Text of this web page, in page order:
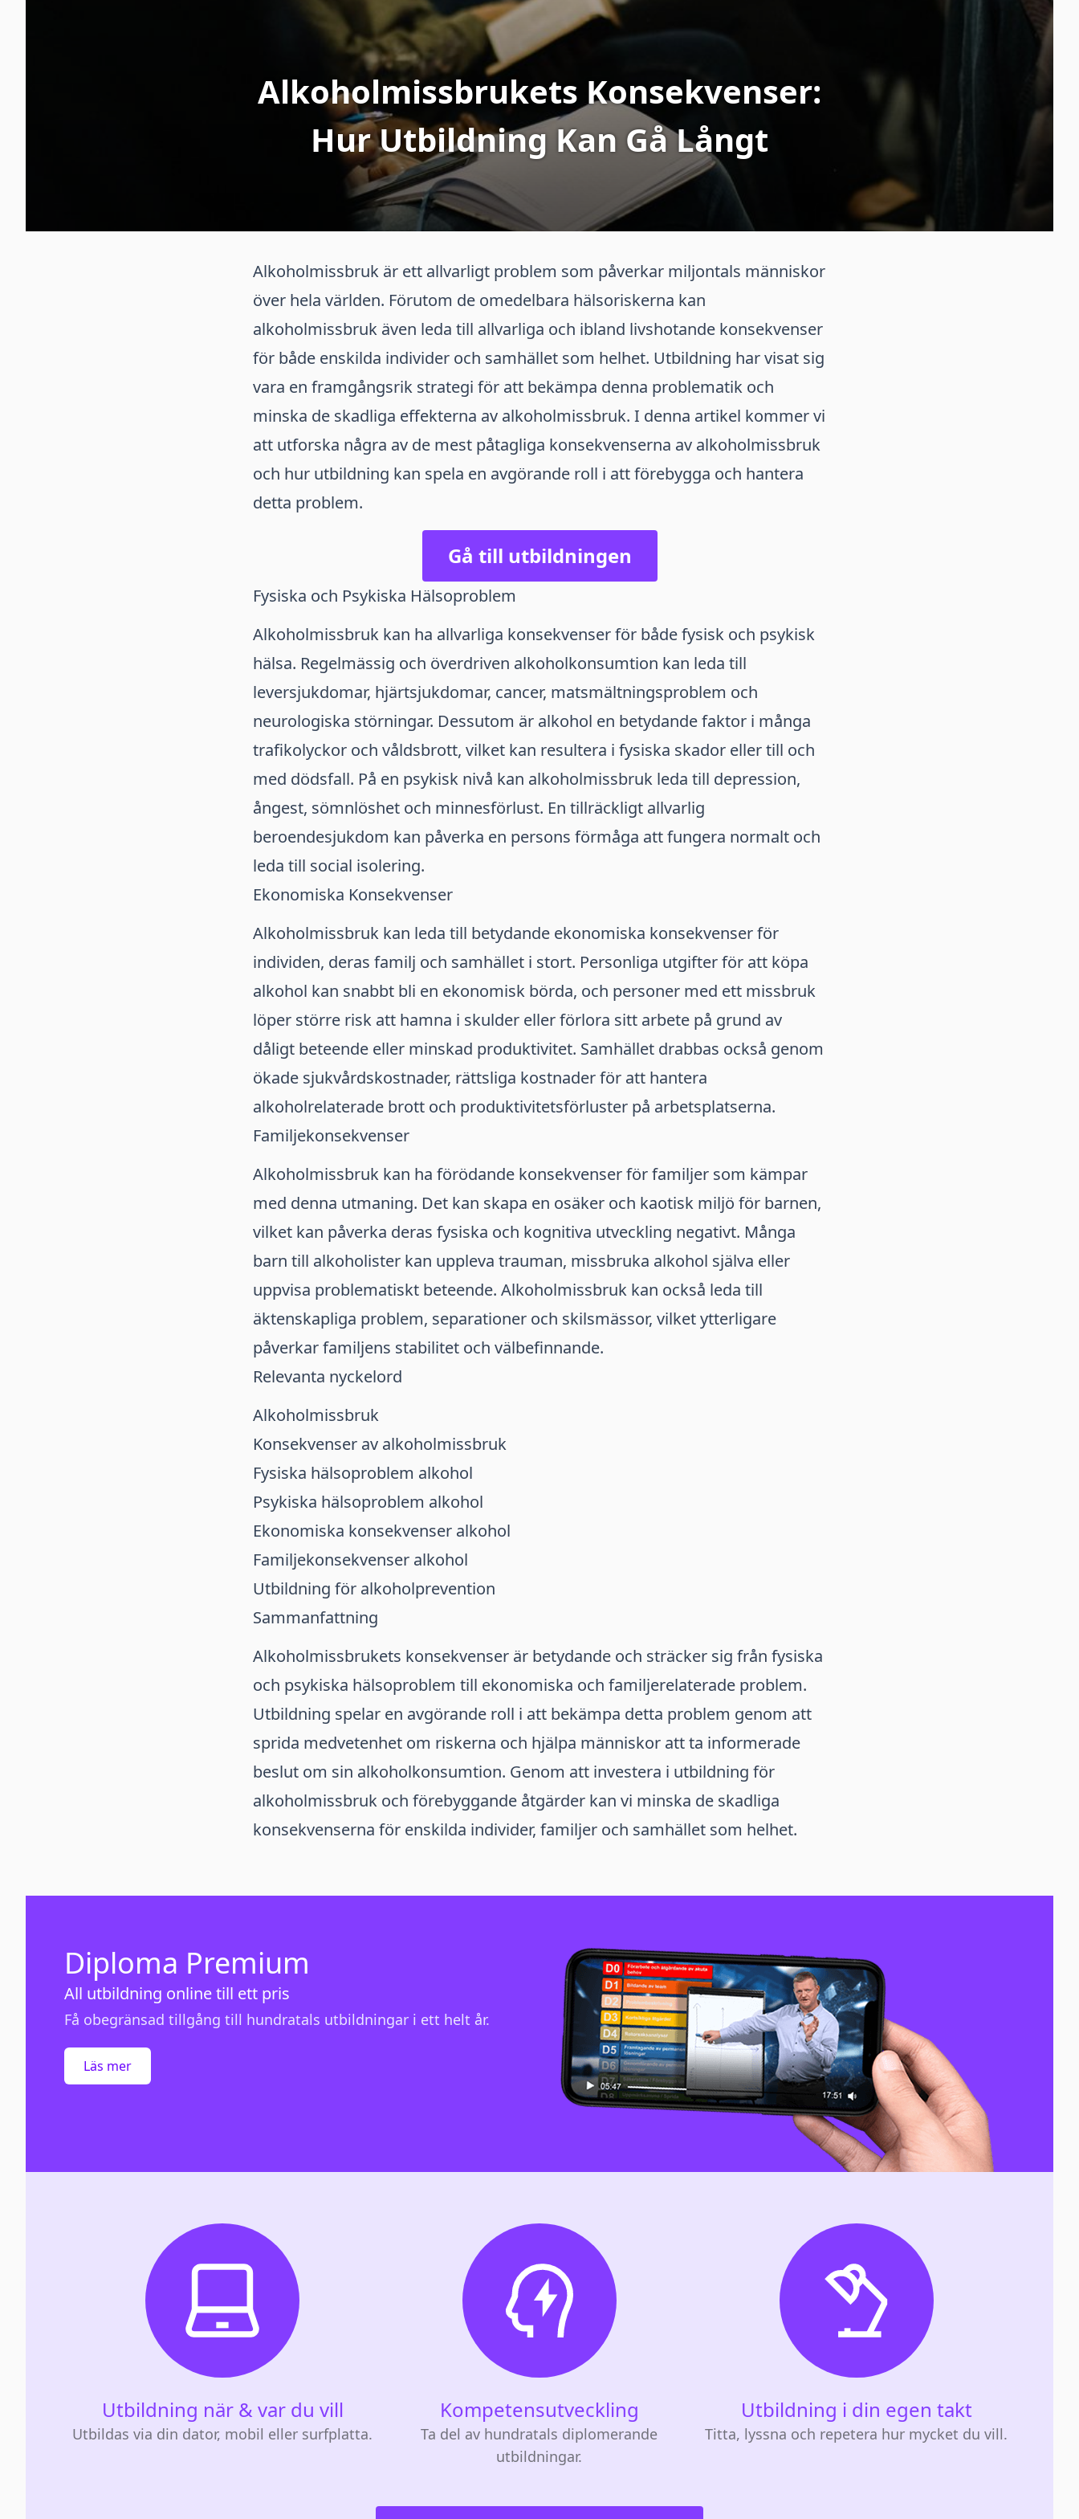
Alkoholmissbrukets Konsekvenser:
Hur Utbildning Kan Gå Långt
Alkoholmissbruk är ett allvarligt problem som påverkar miljontals människor
över hela världen. Förutom de omedelbara hälsoriskerna kan
alkoholmissbruk även leda till allvarliga och ibland livshotande konsekvenser
för både enskilda individer och samhället som helhet. Utbildning har visat sig
vara en framgångsrik strategi för att bekämpa denna problematik och
minska de skadliga effekterna av alkoholmissbruk. I denna artikel kommer vi
att utforska några av de mest påtagliga konsekvenserna av alkoholmissbruk
och hur utbildning kan spela en avgörande roll i att förebygga och hantera
detta problem.
Gå till utbildningen
Fysiska och Psykiska Hälsoproblem
Alkoholmissbruk kan ha allvarliga konsekvenser för både fysisk och psykisk
hälsa. Regelmässig och överdriven alkoholkonsumtion kan leda till
leversjukdomar, hjärtsjukdomar, cancer, matsmältningsproblem och
neurologiska störningar. Dessutom är alkohol en betydande faktor i många
trafikolyckor och våldsbrott, vilket kan resultera i fysiska skador eller till och
med dödsfall. På en psykisk nivå kan alkoholmissbruk leda till depression,
ångest, sömnlöshet och minnesförlust. En tillräckligt allvarlig
beroendesjukdom kan påverka en persons förmåga att fungera normalt och
leda till social isolering.
Ekonomiska Konsekvenser
Alkoholmissbruk kan leda till betydande ekonomiska konsekvenser för
individen, deras familj och samhället i stort. Personliga utgifter för att köpa
alkohol kan snabbt bli en ekonomisk börda, och personer med ett missbruk
löper större risk att hamna i skulder eller förlora sitt arbete på grund av
dåligt beteende eller minskad produktivitet. Samhället drabbas också genom
ökade sjukvårdskostnader, rättsliga kostnader för att hantera
alkoholrelaterade brott och produktivitetsförluster på arbetsplatserna.
Familjekonsekvenser
Alkoholmissbruk kan ha förödande konsekvenser för familjer som kämpar
med denna utmaning. Det kan skapa en osäker och kaotisk miljö för barnen,
vilket kan påverka deras fysiska och kognitiva utveckling negativt. Många
barn till alkoholister kan uppleva trauman, missbruka alkohol själva eller
uppvisa problematiskt beteende. Alkoholmissbruk kan också leda till
äktenskapliga problem, separationer och skilsmässor, vilket ytterligare
påverkar familjens stabilitet och välbefinnande.
Relevanta nyckelord
Alkoholmissbruk
Konsekvenser av alkoholmissbruk
Fysiska hälsoproblem alkohol
Psykiska hälsoproblem alkohol
Ekonomiska konsekvenser alkohol
Familjekonsekvenser alkohol
Utbildning för alkoholprevention
Sammanfattning
Alkoholmissbrukets konsekvenser är betydande och sträcker sig från fysiska
och psykiska hälsoproblem till ekonomiska och familjerelaterade problem.
Utbildning spelar en avgörande roll i att bekämpa detta problem genom att
sprida medvetenhet om riskerna och hjälpa människor att ta informerade
beslut om sin alkoholkonsumtion. Genom att investera i utbildning för
alkoholmissbruk och förebyggande åtgärder kan vi minska de skadliga
konsekvenserna för enskilda individer, familjer och samhället som helhet.
Diploma Premium
All utbildning online till ett pris
Få obegränsad tillgång till hundratals utbildningar i ett helt år.
Läs mer
Utbildning när & var du vill
Utbildas via din dator, mobil eller surfplatta.
Kompetensutveckling
Ta del av hundratals diplomerande
utbildningar.
Utbildning i din egen takt
Titta, lyssna och repetera hur mycket du vill.